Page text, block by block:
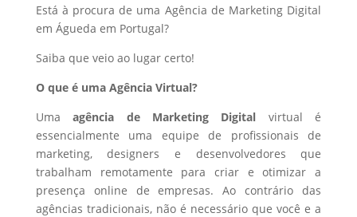
Está à procura de uma Agência de Marketing Digital
em Águeda em Portugal?
Saiba que veio ao lugar certo!
O que é uma Agência Virtual?
Umaagência de Marketing Digital virtual é
essencialmente uma equipe de profissionais de
marketing, designers e desenvolvedores que
trabalham remotamente para criar e otimizar a
presença online de empresas. Ao contrário das
agências tradicionais, não é necessário que você e a